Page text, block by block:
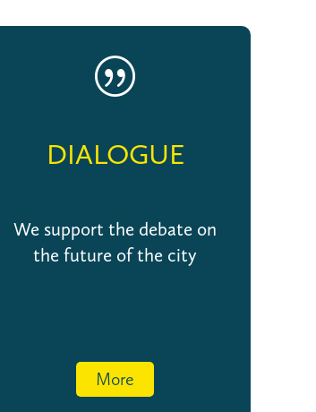
|
DIALOGUE
We support the debate on
the future of the city
More